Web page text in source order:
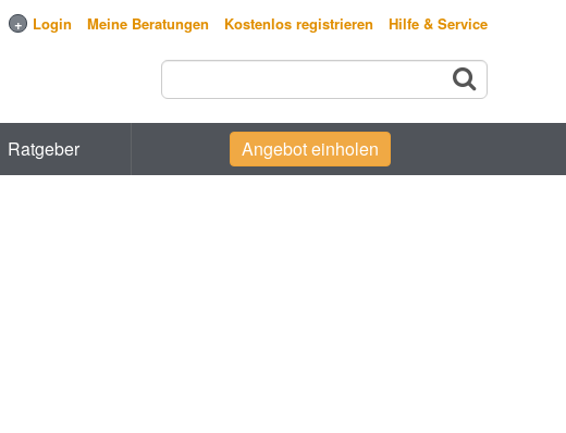
+ Login Meine Beratungen Kostenlos registrieren Hilfe & Service
Ratgeber Angebot einholen